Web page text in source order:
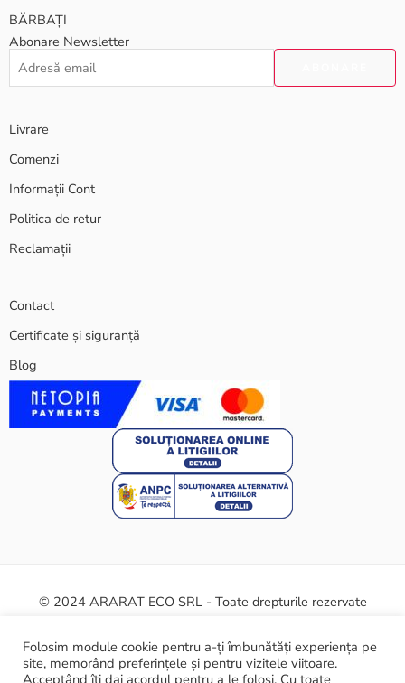
BĂRBAȚI
Abonare Newsletter
Livrare
Comenzi
Informații Cont
Politica de retur
Reclamații
Contact
Certificate și siguranță
Blog
© 2024 ARARAT ECO SRL - Toate drepturile rezervate
Termeni și condiții Politica cookie Certificate și siguranță
ANPC
Folosim module cookie pentru a-ți îmbunătăți experiența pe
site, memorând preferințele și pentru vizitele viitoare.
Acceptând îți dai acordul pentru a le folosi. Cu toate